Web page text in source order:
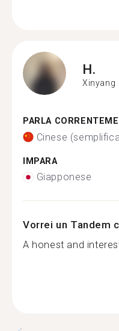
H.
Xinyang
PARLA
Cinese
IMPARA
Giapponese
Vorrei un Tandem
A honest and